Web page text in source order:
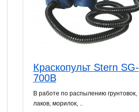
Краскопульт Stern SG-
700B
В работе по распылению грунтовок,
лаков, морилок, ..